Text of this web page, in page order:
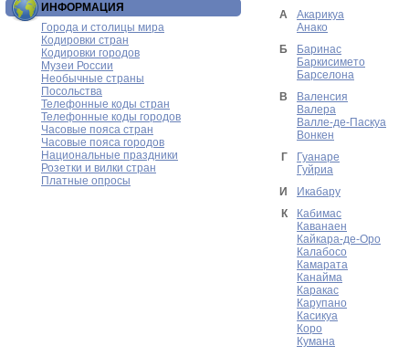
ИНФОРМАЦИЯ
Города и столицы мира
Кодировки стран
Кодировки городов
Музеи России
Необычные страны
Посольства
Телефонные коды стран
Телефонные коды городов
Часовые пояса стран
Часовые пояса городов
Национальные праздники
Розетки и вилки стран
Платные опросы
А
Акарикуа
Анако
Б
Баринас
Баркисимето
Барселона
В
Валенсия
Валера
Валле-де-Паскуа
Вонкен
Г
Гуанаре
Гуйриа
И
Икабару
К
Кабимас
Каванаен
Кайкара-де-Оро
Калабосо
Камарата
Канайма
Каракас
Карупано
Касикуа
Коро
Кумана